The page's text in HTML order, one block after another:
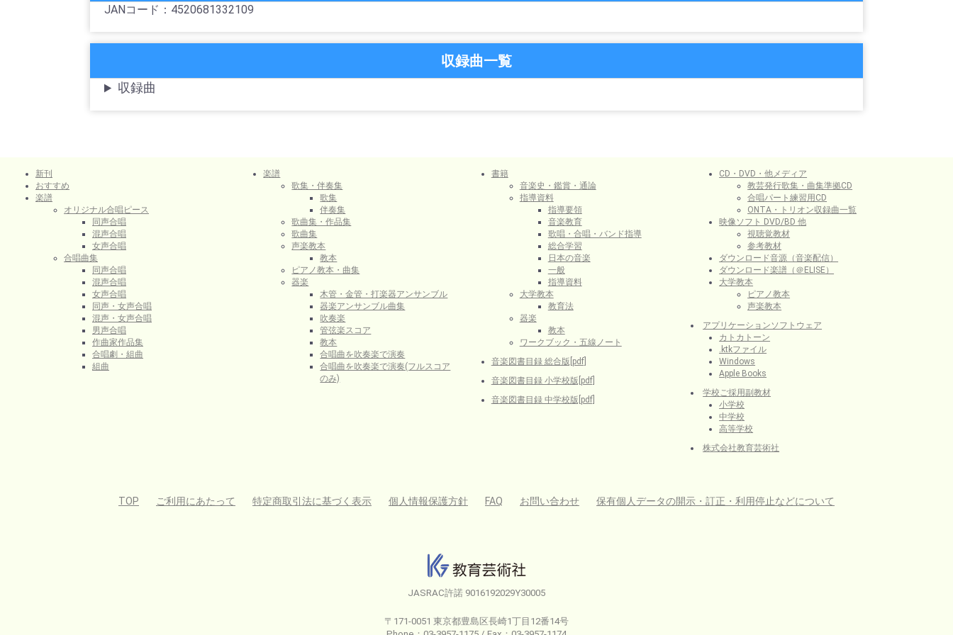
JANコード：4520681332109
収録曲一覧
収録曲
新刊
おすすめ
楽譜
オリジナル合唱ピース
同声合唱
混声合唱
女声合唱
合唱曲集
同声合唱
混声合唱
女声合唱
同声・女声合唱
混声・女声合唱
男声合唱
作曲家作品集
合唱劇・組曲
組曲
楽譜
歌集・伴奏集
歌集
伴奏集
歌曲集・作品集
歌曲集
声楽教本
教本
ピアノ教本・曲集
器楽
木管・金管・打楽器アンサンブル
器楽アンサンブル曲集
吹奏楽
管弦楽スコア
教本
合唱曲を吹奏楽で演奏
合唱曲を吹奏楽で演奏(フルスコア
のみ)
書籍
音楽史・鑑賞・通論
指導資料
指導要領
音楽教育
歌唱・合唱・バンド指導
総合学習
日本の音楽
一般
指導資料
大学教本
教育法
器楽
教本
ワークブック・五線ノート
音楽図書目録 総合版[pdf]
音楽図書目録 小学校版[pdf]
音楽図書目録 中学校版[pdf]
CD・DVD・他メディア
教芸発行歌集・曲集準拠CD
合唱パート練習用CD
ONTA・トリオン収録曲一覧
映像ソフト DVD/BD 他
視聴覚教材
参考教材
ダウンロード音源（音楽配信）
ダウンロード楽譜（＠ELISE）
大学教本
ピアノ教本
声楽教本
アプリケーションソフトウェア
カトカトーン
.ktkファイル
Windows
Apple Books
学校ご採用副教材
小学校
中学校
高等学校
株式会社教育芸術社
TOP ご利用にあたって 特定商取引法に基づく表示 個人情報保護方針 FAQ お問い合わせ 保有個人データの開示・訂正・利用停止などについて
JASRAC許諾 9016192029Y30005
〒171-0051 東京都豊島区長崎1丁目12番14号